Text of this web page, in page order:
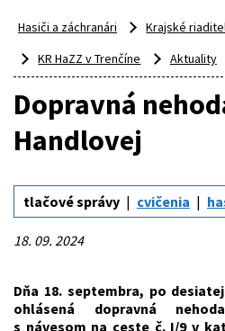
Hasiči a záchranári
Krajské
KR HaZZ v Trenčíne
Aktuality
Dopravná
Handlovej
tlačové správy cvičenia
18. 09. 2024
Dňa 18. septembra, po
ohlásená dopravná
s návesom na ceste č. I/9 v